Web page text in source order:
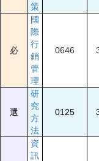
策
必
國
際
行
銷
管
理
0646
選
研
究
方
法
0125
資
訊